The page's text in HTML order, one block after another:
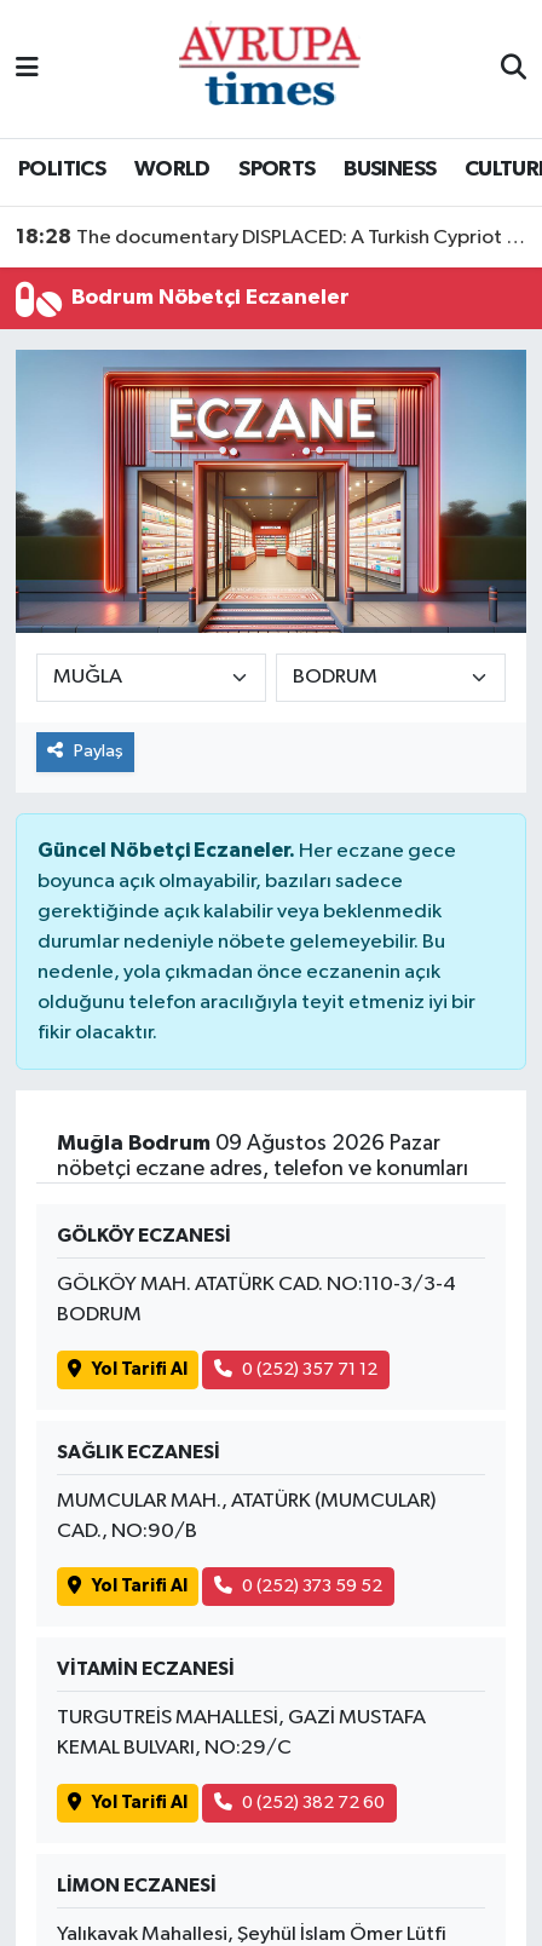
POLITICS WORLD SPORTS BUSINESS
18:28 The documentary DISPLACED: A Turkish Cypriot Story is now available to watch
Bodrum Nöbetçi Eczaneler
Paylaş
Güncel Nöbetçi Eczaneler. Her eczane gece
boyunca açık olmayabilir, bazıları sadece
gerektiğinde açık kalabilir veya beklenmedik
durumlar nedeniyle nöbete gelemeyebilir. Bu
nedenle, yola çıkmadan önce eczanenin açık
olduğunu telefon aracılığıyla teyit etmeniz iyi bir
fikir olacaktır.
Muğla Bodrum09 Ağustos 2026 Pazar
nöbetçi eczane adres, telefon ve konumları
GÖLKÖY ECZANESİ
GÖLKÖY MAH. ATATÜRK CAD. NO:110-3/3-4
BODRUM
Yol Tarifi Al 0 (252) 357 71 12
SAĞLIK ECZANESİ
MUMCULAR MAH., ATATÜRK (MUMCULAR)
CAD., NO:90/B
Yol Tarifi Al 0 (252) 373 59 52
VİTAMİN ECZANESİ
TURGUTREİS MAHALLESİ, GAZİ MUSTAFA
KEMAL BULVARI, NO:29/C
Yol Tarifi Al 0 (252) 382 72 60
LİMON ECZANESİ
Yalıkavak Mahallesi, Şeyhül İslam Ömer Lütfi
Nöbetçi Eczaneler
Tüm Manşetler
Son Dakika Haberleri
Haber Arşivi